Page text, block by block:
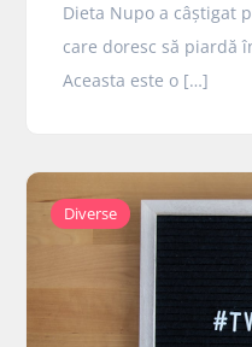
Dieta Nupo a câștigat
care doresc să piardă
Aceasta este o […]
Diverse